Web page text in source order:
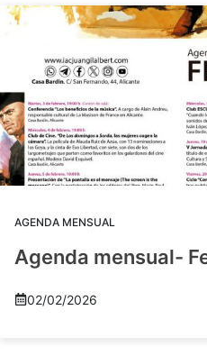
AGENDA MENSUAL
Agenda mensual-
02/02/2026